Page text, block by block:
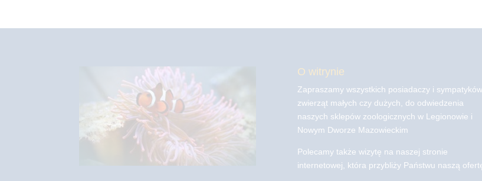
O witrynie
Zapraszamy wszystkich posiadaczy i sympatyków
zwierząt małych czy dużych, do odwiedzenia
naszych sklepów zoologicznych w Legionowie i
Nowym Dworze Mazowieckim
Polecamy także wizytę na naszej stronie
internetowej, która przybliży Państwu naszą